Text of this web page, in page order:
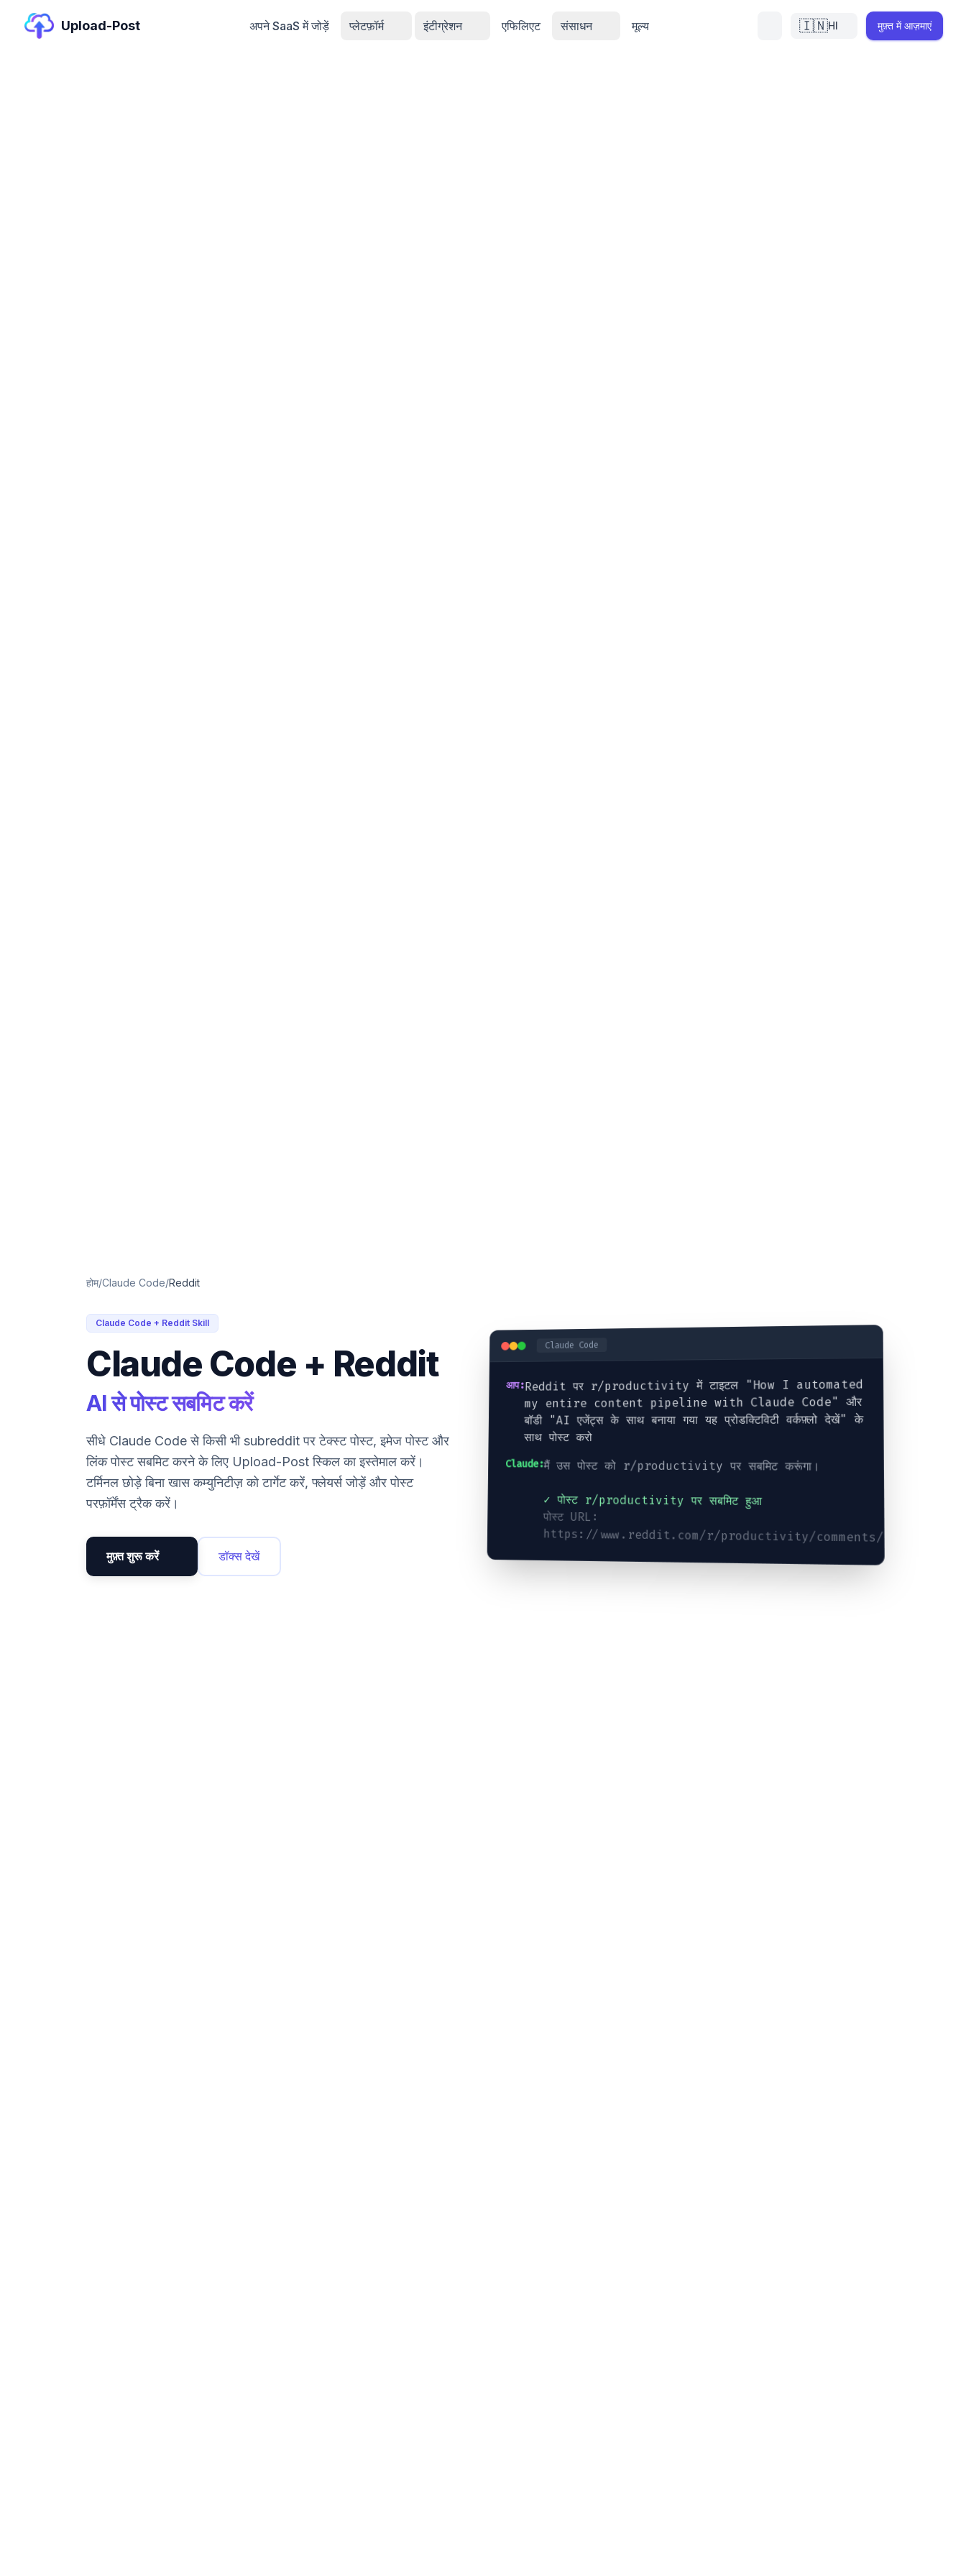
Upload-Post अपने SaaS में जोड़ें प्लेटफ़ॉर्म इंटीग्रेशन एफिलिएट संसाधन मूल्य 🇮🇳HI मुफ़्त में आज़माएं
होम/Claude Code/Reddit
Claude Code + Reddit Skill
Claude Code + Reddit
AI से पोस्ट सबमिट करें
सीधे Claude Code से किसी भी subreddit पर टेक्स्ट पोस्ट, इमेज पोस्ट और
लिंक पोस्ट सबमिट करने के लिए Upload-Post स्किल का इस्तेमाल करें।
टर्मिनल छोड़े बिना खास कम्युनिटीज़ को टार्गेट करें, फ्लेयर्स जोड़ें और पोस्ट
परफ़ॉर्मेंस ट्रैक करें।
मुफ़्त शुरू करें डॉक्स देखें
Claude Code
आप:Reddit पर r/productivity में टाइटल "How I automated
my entire content pipeline with Claude Code" और
बॉडी "AI एजेंट्स के साथ बनाया गया यह प्रोडक्टिविटी वर्कफ़्लो देखें" के
साथ पोस्ट करो
Claude:मैं उस पोस्ट को r/productivity पर सबमिट करूंगा।
✓ पोस्ट r/productivity पर सबमिट हुआ
पोस्ट URL:
https://www.reddit.com/r/productivity/comments/...